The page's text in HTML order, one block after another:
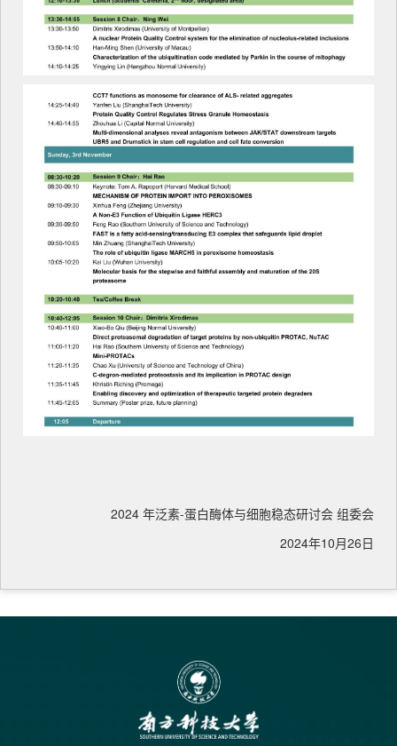
2024 年泛素-蛋白酶体与细胞稳态研讨会 组委会
2024年10月26日